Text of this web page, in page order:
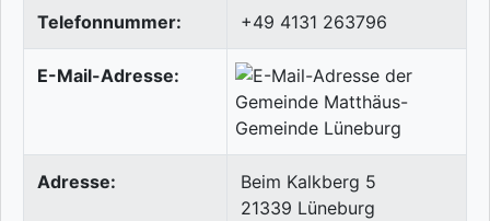
Telefonnummer: +49 4131 263796
E-Mail-Adresse:
Adresse:
Beim Kalkberg 5
21339 Lüneburg